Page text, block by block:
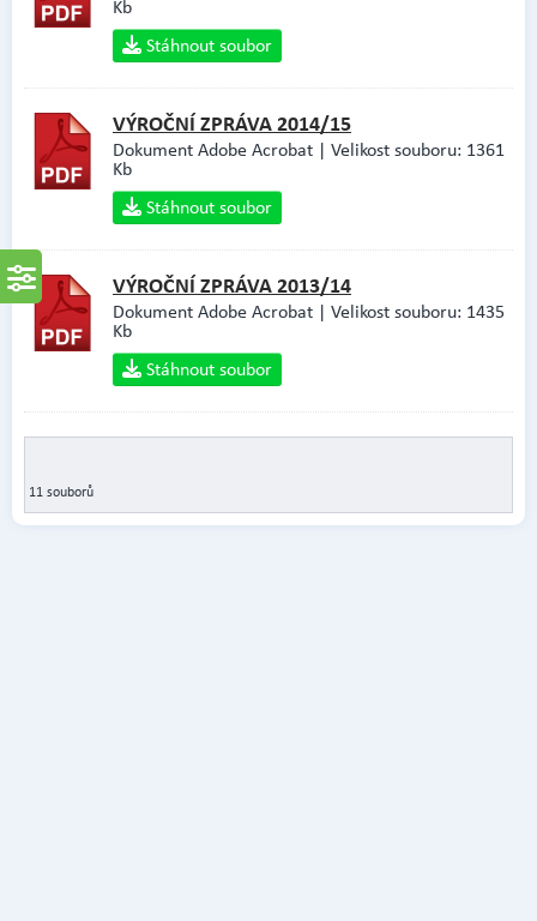
Kb
Stáhnout soubor
VÝROČNÍ ZPRÁVA 2014/15
Dokument Adobe Acrobat | Velikost souboru: 1361
Kb
Stáhnout soubor
VÝROČNÍ ZPRÁVA 2013/14
Dokument Adobe Acrobat | Velikost souboru: 1435
Kb
Stáhnout soubor
11 souborů